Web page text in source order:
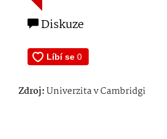
Diskuze
Zdroj:Univerzita v Cambridgi